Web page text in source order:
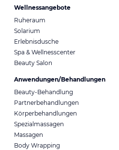
Wellnessangebote
Ruheraum
Solarium
Erlebnisdusche
Spa & Wellnesscenter
Beauty Salon
Anwendungen/Behandlungen
Beauty-Behandlung
Partnerbehandlungen
Körperbehandlungen
Spezialmassagen
Massagen
Body Wrapping